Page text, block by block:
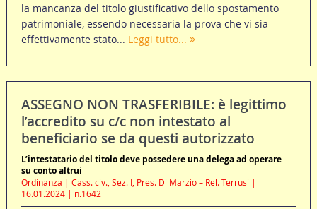
la mancanza del titolo giustificativo dello spostamento
patrimoniale, essendo necessaria la prova che vi sia
effettivamente stato... Leggi tutto...
ASSEGNO NON TRASFERIBILE: è legittimo
l’accredito su c/c non intestato al
beneficiario se da questi autorizzato
L’intestatario del titolo deve possedere una delega ad operare
su conto altrui
Ordinanza | Cass. civ., Sez. I, Pres. Di Marzio – Rel. Terrusi |
16.01.2024 | n.1642